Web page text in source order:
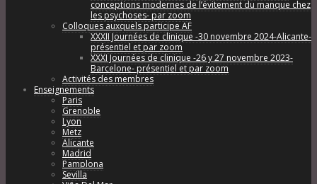
conceptions modernes de l’évitement du manque chez
les psychoses- par zoom
Colloques auxquels participe AF
XXXII Journées de clinique -30 novembre 2024-Alicante-
présentiel et par zoom
XXXI Journées de clinique -26 y 27 novembre 2023-
Barcelone- présentiel et par zoom
Activités des membres
Enseignements
Paris
Grenoble
Lyon
Metz
Alicante
Madrid
Pamplona
Sevilla